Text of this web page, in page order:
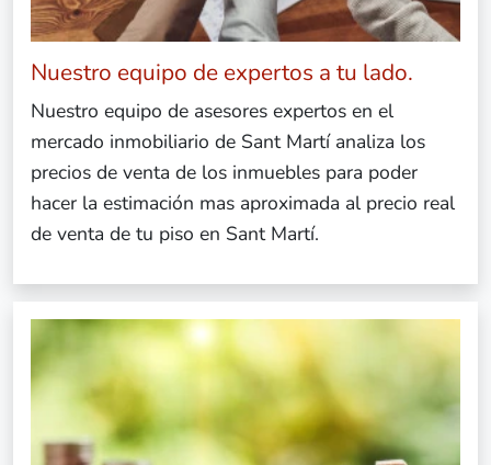
Nuestro equipo de expertos a tu lado.
Nuestro equipo de asesores expertos en el
mercado inmobiliario de Sant Martí analiza los
precios de venta de los inmuebles para poder
hacer la estimación mas aproximada al precio real
de venta de tu piso en Sant Martí.